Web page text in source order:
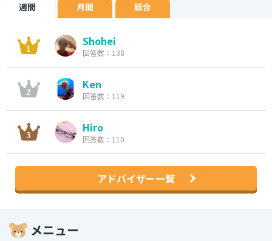
週間 月間 総合
Shohei
回答数：138
Ken
回答数：119
Hiro
回答数：110
アドバイザー一覧
メニュー